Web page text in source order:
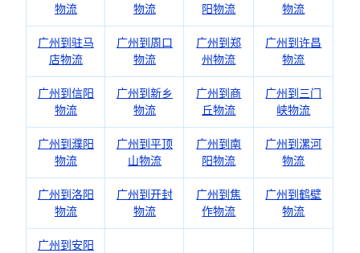
物流
物流
阳物流
物流
广州到驻马
店物流
广州到周口
物流
广州到郑
州物流
广州到许昌
物流
广州到信阳
物流
广州到新乡
物流
广州到商
丘物流
广州到三门
峡物流
广州到濮阳
物流
广州到平顶
山物流
广州到南
阳物流
广州到漯河
物流
广州到洛阳
物流
广州到开封
物流
广州到焦
作物流
广州到鹤壁
物流
广州到安阳